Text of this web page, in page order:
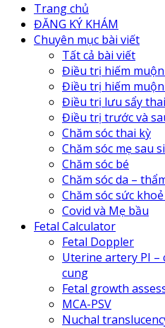
Trang chủ
ĐĂNG KÝ KHÁM
Chuyên mục bài viết
Tất cả bài viết
Điều trị hiếm
Điều trị hiếm
Điều trị lưu sẩy
Điều trị trước và
Chăm sóc thai kỳ
Chăm sóc mẹ sau
Chăm sóc bé
Chăm sóc da –
Chăm sóc sức
Covid và Mẹ bầu
Fetal Calculator
Fetal Doppler
Uterine artery PI –
cung
Fetal growth
MCA-PSV
Nuchal